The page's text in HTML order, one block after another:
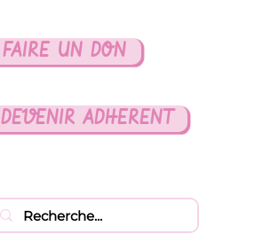
FAIRE UN DON
DEVENIR ADHERENT